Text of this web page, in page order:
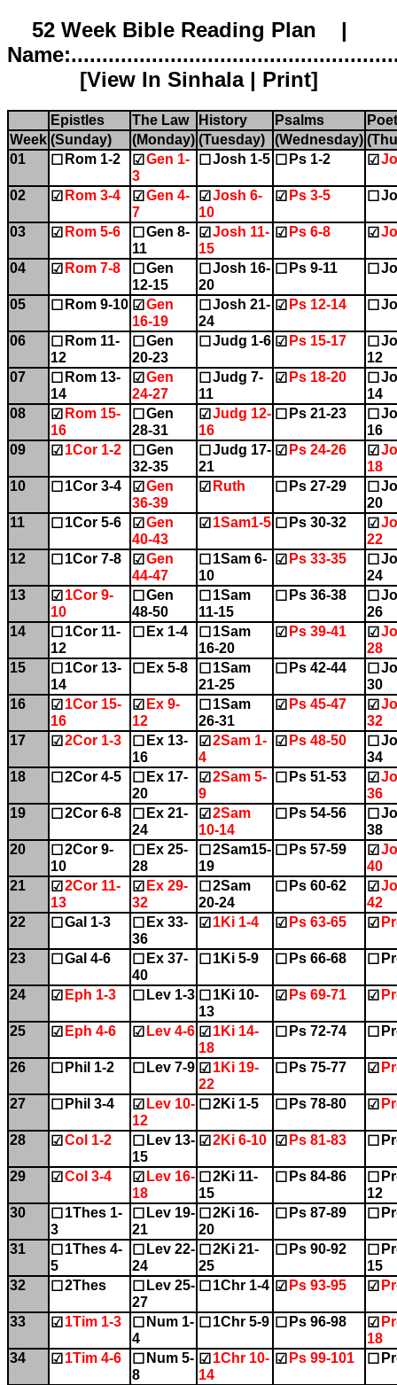
52 Week Bible Reading Plan |
[View In Sinhala| Print]
Epistles The Law History Psalms
Week (Sunday) (Monday) (Tuesday) (Wednesday)
01
☐ Rom 1-2 ☑ Gen 1-
3
☐ Josh 1-5 ☐ Ps 1-2 ☑
02 ☑ Rom 3-4 ☑ Gen 4-
7
☑ Josh 6-
10
☑ Ps 3-5 ☐
03 ☑ Rom 5-6 ☐ Gen 8-
11
☑ Josh 11-
15
☑ Ps 6-8 ☑
04 ☑ Rom 7-8 ☐ Gen
12-15
☐ Josh 16-
20
☐ Ps 9-11 ☐
05 ☐ Rom 9-10 ☑ Gen
16-19
☐ Josh 21-
24
☑ Ps 12-14 ☐
06 ☐ Rom 11-
12
☐ Gen
20-23
☐ Judg 1-6 ☑ Ps 15-17 ☐
12
07
☐ Rom 13-
14
☑ Gen
24-27
☐ Judg 7-
11
☑ Ps 18-20 ☐
14
08
☑ Rom 15-
16
☐ Gen
28-31
☑ Judg 12-
16
☐ Ps 21-23 ☐
16
09
☑ 1Cor 1-2 ☐ Gen
32-35
☐ Judg 17-
21
☑ Ps 24-26 ☑
18
10
☐ 1Cor 3-4 ☑ Gen
36-39
☑ Ruth ☐ Ps 27-29 ☐
20
11
☐ 1Cor 5-6 ☑ Gen
40-43
☑ 1Sam1-5 ☐ Ps 30-32 ☑
22
12
☐ 1Cor 7-8 ☑ Gen
44-47
☐ 1Sam 6-
10
☑ Ps 33-35 ☐
24
13
☑ 1Cor 9-
10
☐ Gen
48-50
☐ 1Sam
11-15
☐ Ps 36-38 ☐
26
14
☐ 1Cor 11-
12
☐ Ex 1-4 ☐ 1Sam
16-20
☑ Ps 39-41 ☑
28
15
☐ 1Cor 13-
14
☐ Ex 5-8 ☐ 1Sam
21-25
☐ Ps 42-44 ☐
30
16
☑ 1Cor 15-
16
☑ Ex 9-
12
☐ 1Sam
26-31
☑ Ps 45-47 ☑
32
17
☑ 2Cor 1-3 ☐ Ex 13-
16
☑ 2Sam 1-
4
☑ Ps 48-50 ☐
34
18
☐ 2Cor 4-5 ☐ Ex 17-
20
☑ 2Sam 5-
9
☐ Ps 51-53 ☑
36
19
☐ 2Cor 6-8 ☐ Ex 21-
24
☑ 2Sam
10-14
☐ Ps 54-56 ☐
38
20
☐ 2Cor 9-
10
☐ Ex 25-
28
☐ 2Sam15-
19
☐ Ps 57-59 ☑
40
21
☑ 2Cor 11-
13
☑ Ex 29-
32
☐ 2Sam
20-24
☐ Ps 60-62 ☑
42
22
☐ Gal 1-3 ☐ Ex 33-
36
☑ 1Ki 1-4 ☑ Ps 63-65 ☑
23 ☐ Gal 4-6 ☐ Ex 37-
40
☐ 1Ki 5-9 ☐ Ps 66-68 ☐
24 ☑ Eph 1-3 ☐ Lev 1-3 ☐ 1Ki 10-
13
☑ Ps 69-71 ☑
25 ☑ Eph 4-6 ☑ Lev 4-6 ☑ 1Ki 14-
18
☐ Ps 72-74 ☐
26 ☐ Phil 1-2 ☐ Lev 7-9 ☑ 1Ki 19-
22
☐ Ps 75-77 ☑
27 ☐ Phil 3-4 ☑ Lev 10-
12
☐ 2Ki 1-5 ☐ Ps 78-80 ☑
28 ☑ Col 1-2 ☐ Lev 13-
15
☑ 2Ki 6-10 ☑ Ps 81-83 ☐
29 ☑ Col 3-4 ☑ Lev 16-
18
☐ 2Ki 11-
15
☐ Ps 84-86 ☐
12
30
☐ 1Thes 1-
3
☐ Lev 19-
21
☐ 2Ki 16-
20
☐ Ps 87-89 ☐
31 ☐ 1Thes 4-
5
☐ Lev 22-
24
☐ 2Ki 21-
25
☐ Ps 90-92 ☐
15
32
☐ 2Thes ☐ Lev 25-
27
☐ 1Chr 1-4 ☑ Ps 93-95 ☑
33 ☑ 1Tim 1-3 ☐ Num 1-
4
☐ 1Chr 5-9 ☐ Ps 96-98 ☑
18
34
☑ 1Tim 4-6 ☐ Num 5-
8
☑ 1Chr 10-
14
☑ Ps 99-101 ☐